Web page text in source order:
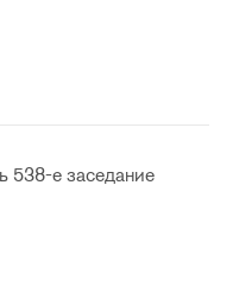
538-е заседание